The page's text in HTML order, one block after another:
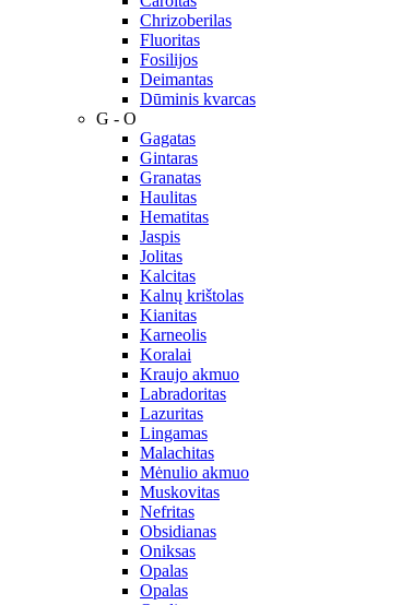
Chrizoberilas
Fluoritas
Fosilijos
Deimantas
Dūminis kvarcas
G - O
Gagatas
Gintaras
Granatas
Haulitas
Hematitas
Jaspis
Jolitas
Kalcitas
Kalnų krištolas
Kianitas
Karneolis
Koralai
Kraujo akmuo
Labradoritas
Lazuritas
Lingamas
Malachitas
Mėnulio akmuo
Muskovitas
Nefritas
Obsidianas
Oniksas
Opalas
Opalas